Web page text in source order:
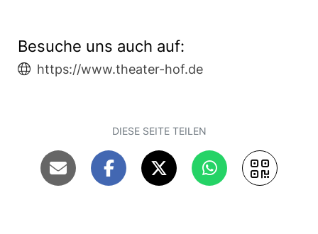
Besuche uns auch auf:
https://www.theater-hof.de
DIESE SEITE TEILEN